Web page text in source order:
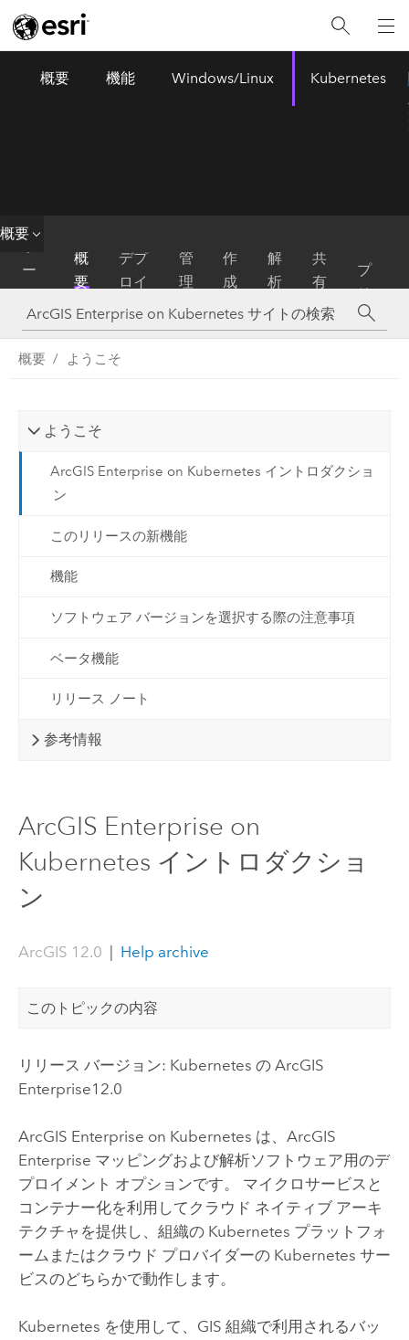
概要 機能 Windows/Linux Kubernetes
概要
ホ
ー
ム
概
要
デプ
ロイ
管
理
作
成
解
析
共
有
プ
リ
概要 ようこそ
ようこそ
ArcGIS Enterprise on Kubernetes イントロダクショ
ン
このリリースの新機能
機能
ソフトウェア バージョンを選択する際の注意事項
ベータ機能
リリース ノート
参考情報
ArcGIS Enterprise on
Kubernetes イントロダクショ
ン
ArcGIS 12.0 | Help archive
このトピックの内容
リリース バージョン: Kubernetes の ArcGIS
Enterprise12.0
ArcGIS Enterprise on Kubernetes は、 ArcGIS
Enterprise マッピングおよび解析ソフトウェア用のデ
プロイメント オプションです。 マイクロサービスと
コンテナー化を利用してクラウド ネイティブ アーキ
テクチャを提供し、組織の Kubernetes プラットフォ
ームまたはクラウド プロバイダーの Kubernetes サー
ビスのどちらかで動作します。
Kubernetes を使用して、GIS 組織で利用されるバッ